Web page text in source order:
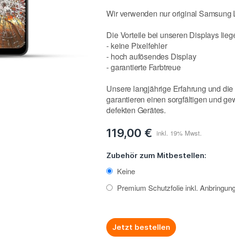
Wir verwenden nur original
Die Vorteile bei unseren Displays
- keine Pixelfehler
- hoch aufösendes Display
- garantierte Farbtreue
Unsere langjährige Erfahrung und
garantieren einen sorgfältigen und
defekten Gerätes.
119,00 €
Zubehör zum Mitbestellen:
Keine
Premium Schutzfolie inkl.
Jetzt bestellen